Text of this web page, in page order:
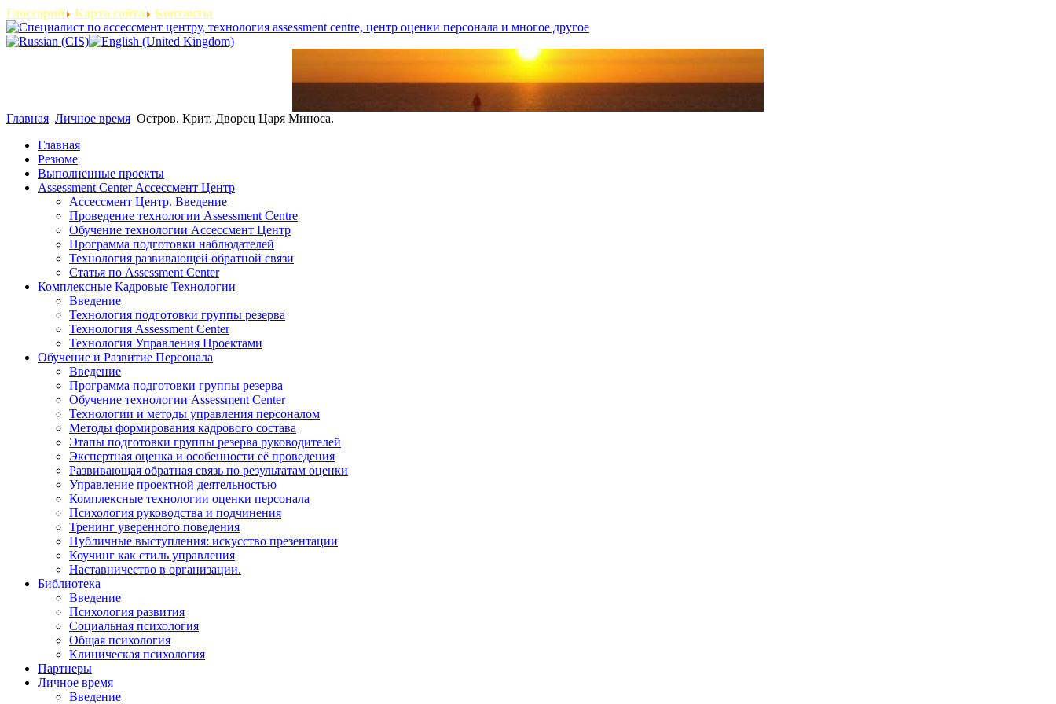
Глоссарий Карта сайта Контакты
Главная Личное время Остров. Крит. Дворец Царя Миноса.
Главная
Резюме
Выполненные проекты
Assessment Center Ассессмент Центр
Ассессмент Центр. Введение
Проведение технологии Assessment Centre
Обучение технологии Ассессмент Центр
Программа подготовки наблюдателей
Технология развивающей обратной связи
Статья по Assessment Center
Комплексные Кадровые Технологии
Введение
Технология подготовки группы резерва
Технология Assessment Center
Технология Управления Проектами
Обучение и Развитие Персонала
Введение
Программа подготовки группы резерва
Обучение технологии Assessment Center
Технологии и методы управления персоналом
Методы формирования кадрового состава
Этапы подготовки группы резерва руководителей
Экспертная оценка и особенности её проведения
Развивающая обратная связь по результатам оценки
Управление проектной деятельностью
Комплексные технологии оценки персонала
Психология руководства и подчинения
Тренинг уверенного поведения
Публичные выступления: искусство презентации
Коучинг как стиль управления
Наставничество в организации.
Библиотека
Введение
Психология развития
Социальная психология
Общая психология
Клиническая психология
Партнеры
Личное время
Введение